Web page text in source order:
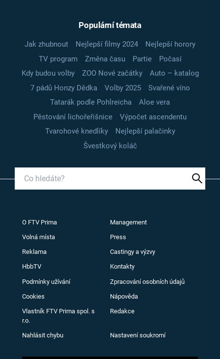
Populární témata
Jak zhubnout Nejlepší filmy 2024
Nejlepší horory
TV program
Změna času Partie
Počasí
Kdy budou volby
ZOO Nové začátky
Auto – katalog
7 pádů Honzy Dědka
Volby 2025
Svařené víno
Tatarák podle Pohlreicha
Aloe vera
Pěstování lichořeřišnice
Výpočet ascendentu
Tvarohové knedlíky
Nejlepší palačinky
Švestkový koláč
O FTV Prima Management
Volná místa Press
Reklama Castingy a výzvy
HbbTV Kontakty
Podmínky užívání Zpracování osobních údajů
Cookies Nápověda
Vlastník FTV Prima spol. s
r.o.
Redakce
Nahlásit chybu Nastavení soukromí